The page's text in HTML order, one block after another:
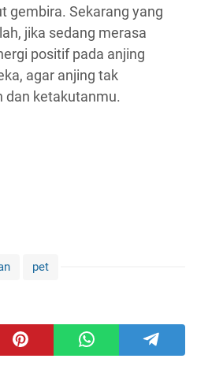
gembira. Sekarang yang
jika sedang merasa
positif pada anjing
agar anjing tak
dan ketakutanmu.
pet